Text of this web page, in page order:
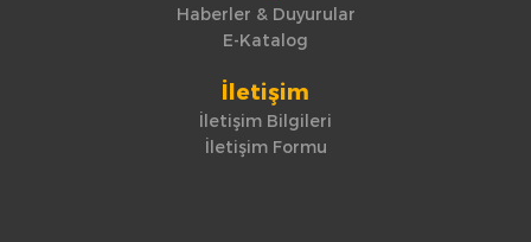
Haberler & Duyurular
E-Katalog
İletişim
İletişim Bilgileri
İletişim Formu